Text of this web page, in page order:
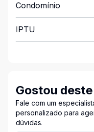
Condomínio
IPTU
Gostou
Fale com um
personalizado para
dúvidas.